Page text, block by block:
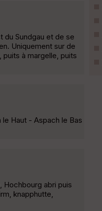
du Sundgau et de se
Uniquement sur de
à margelle, puits
Haut - Aspach le Bas
Hochbourg abri puis
knapphutte,